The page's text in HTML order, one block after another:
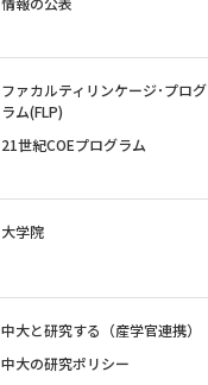
ファカルティリンケージ･プログ
ラム(FLP)
21世紀COEプログラム
大学院
中大と研究する（産学官連携）
中大の研究ポリシー